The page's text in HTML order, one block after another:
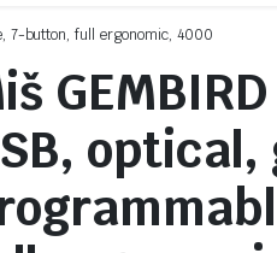
7-button, full ergonomic, 4000
optical,